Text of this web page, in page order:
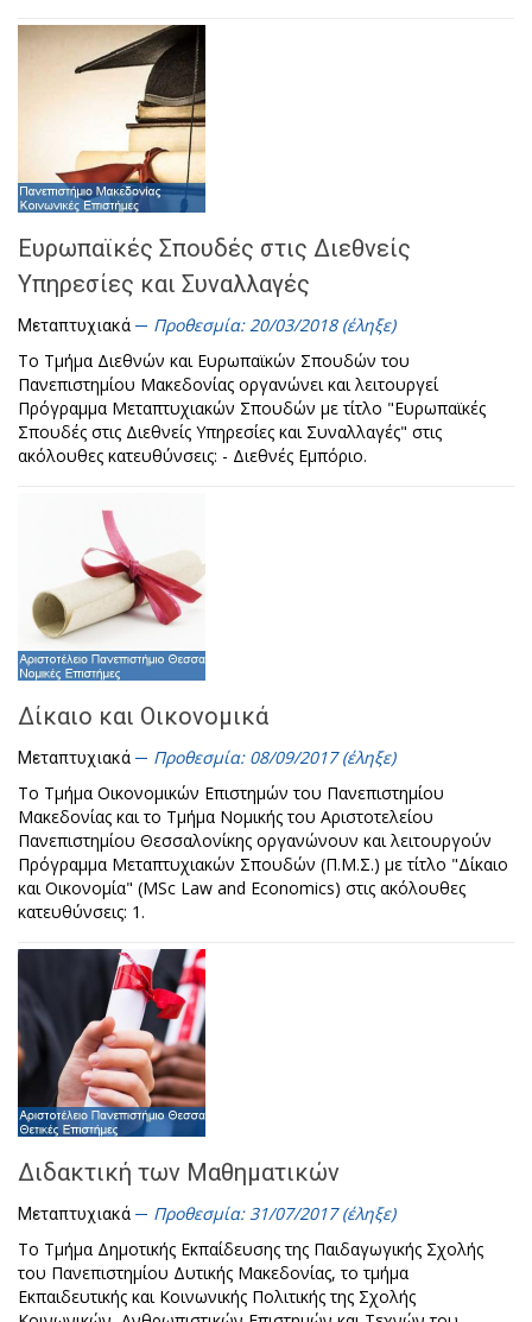
Ευρωπαϊκές Σπουδές στις Διεθνείς
Υπηρεσίες και Συναλλαγές
Μεταπτυχιακά
Προθεσμία: 20/03/2018 (έληξε)
Το Τμήμα Διεθνών και Ευρωπαϊκών Σπουδών του
Πανεπιστημίου Μακεδονίας οργανώνει και λειτουργεί
Πρόγραμμα Μεταπτυχιακών Σπουδών με τίτλο "Ευρωπαϊκές
Σπουδές στις Διεθνείς Υπηρεσίες και Συναλλαγές" στις
ακόλουθες κατευθύνσεις: - Διεθνές Εμπόριο.
Δίκαιο και Οικονομικά
Μεταπτυχιακά
Προθεσμία: 08/09/2017 (έληξε)
Το Τμήμα Οικονομικών Επιστημών του Πανεπιστημίου
Μακεδονίας και το Τμήμα Νομικής του Αριστοτελείου
Πανεπιστημίου Θεσσαλονίκης οργανώνουν και λειτουργούν
Πρόγραμμα Μεταπτυχιακών Σπουδών (Π.Μ.Σ.) με τίτλο "Δίκαιο
και Οικονομία" (MSc Law and Economics) στις ακόλουθες
κατευθύνσεις: 1.
Διδακτική των Μαθηματικών
Μεταπτυχιακά
Προθεσμία: 31/07/2017 (έληξε)
Το Τμήμα Δημοτικής Εκπαίδευσης της Παιδαγωγικής Σχολής
του Πανεπιστημίου Δυτικής Μακεδονίας, το τμήμα
Εκπαιδευτικής και Κοινωνικής Πολιτικής της Σχολής